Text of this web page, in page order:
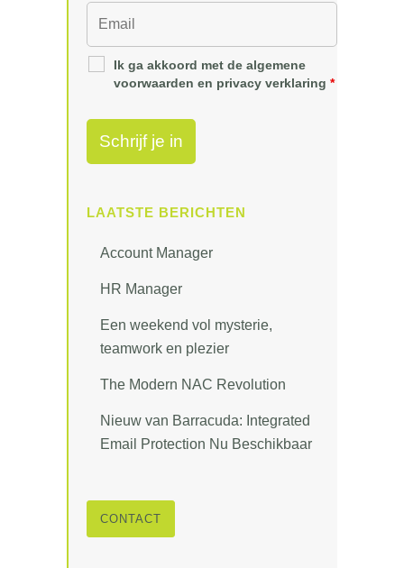
Ik ga akkoord met de algemene
voorwaarden en privacy verklaring *
LAATSTE BERICHTEN
Account Manager
HR Manager
Een weekend vol mysterie,
teamwork en plezier
The Modern NAC Revolution
Nieuw van Barracuda: Integrated
Email Protection Nu Beschikbaar
CONTACT